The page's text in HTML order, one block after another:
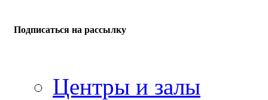
Подписаться на рассылку
Центры и залы